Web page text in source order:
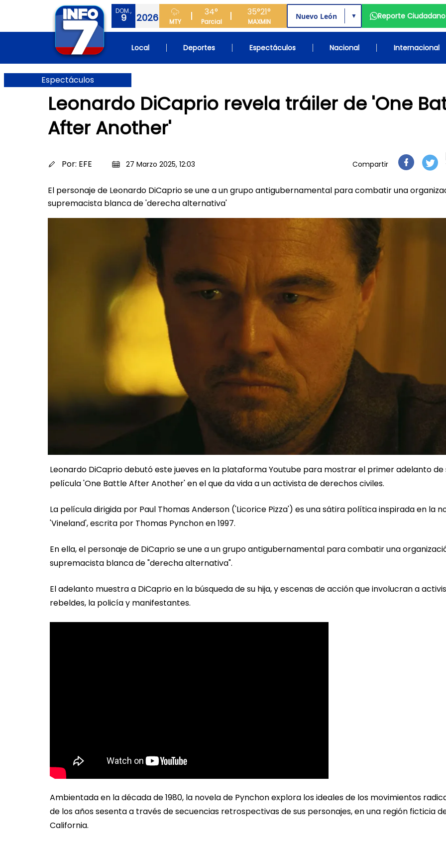
DOM.,
9 2026 MTY
34°
Parcial
35°
MAX
21°
MIN
▼ Reporte Ciudadano
Local Deportes Espectáculos Nacional Internacional
Espectáculos
Leonardo DiCaprio revela tráiler de 'One
After Another'
Por: EFE 27 Marzo 2025, 12:03 Compartir
El personaje de Leonardo DiCaprio se une a un grupo antigubernamental para combatir una
supremacista blanca de 'derecha alternativa'
Leonardo DiCaprio debutó este jueves en la plataforma Youtube para mostrar el primer adelanto de
película 'One Battle After Another' en el que da vida a un activista de derechos civiles.
La película dirigida por Paul Thomas Anderson ('Licorice Pizza') es una sátira política inspirada en la
'Vineland', escrita por Thomas Pynchon en 1997.
En ella, el personaje de DiCaprio se une a un grupo antigubernamental para combatir una
supremacista blanca de "derecha alternativa".
El adelanto muestra a DiCaprio en la búsqueda de su hija, y escenas de acción que involucran a
rebeldes, la policía y manifestantes.
Ambientada en la década de 1980, la novela de Pynchon explora los ideales de los movimientos
de los años sesenta a través de secuencias retrospectivas de sus personajes, en una región ficticia
California.